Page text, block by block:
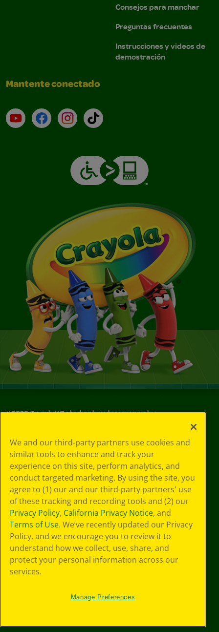
Consejos para manchar
Preguntas frecuentes
Instrucciones y videos de
demostración
Mantente conectado
YouTube (en inglés)
Facebook (en inglés)
Instagram (en inglés)
TikTok
©2026Crayola® Todos los derechos reservados.
de privacidad
Política de
privacidad
Términos de SMS
GDPR
Aviso de
privacidad de CA
Cookie
Preferences
Condiciones de
uso
Accesibilidad web
Mapa del sitio
We and our third-party partners use cookies and
similar tools to enhance and track your
experience on this site, perform analytics, and
conduct targeted marketing. By using the site, you
agree to (1) our and our third-party partners' use
of these tracking and recording tools and (2) our
Privacy Policy, California Privacy Notice, and
Terms of Use. We’ve recently updated our Privacy
Policy, and we encourage you to review it to
understand how we collect, use, share, and
protect your personal information across our
services.
Manage Preferences